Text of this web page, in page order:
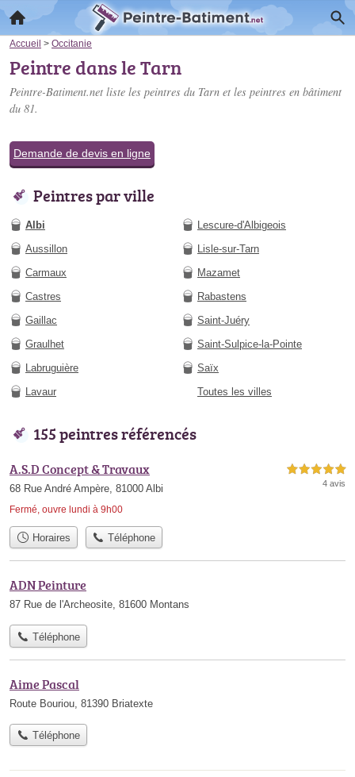
Accueil > Occitanie
Peintre dans le Tarn
Peintre-Batiment.net liste les peintres du Tarn et les peintres en bâtiment
du 81.
Demande de devis en ligne
Peintres par ville
Albi
Aussillon
Carmaux
Castres
Gaillac
Graulhet
Labruguière
Lavaur
Lescure-d'Albigeois
Lisle-sur-Tarn
Mazamet
Rabastens
Saint-Juéry
Saint-Sulpice-la-Pointe
Saïx
Toutes les villes
155 peintres référencés
A.S.D Concept & Travaux
68 Rue André Ampère, 81000 Albi
Fermé, ouvre lundi à 9h00
5,0 étoiles sur 5
4 avis
Horaires Téléphone
ADN Peinture
87 Rue de l'Archeosite, 81600 Montans
Téléphone
Aime Pascal
Route Bouriou, 81390 Briatexte
Téléphone